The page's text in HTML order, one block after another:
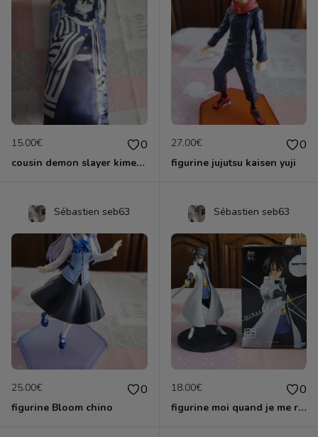
15.00€ 0
cousin demon slayer kimestsu neuf
27.00€ 0
figurine jujutsu kaisen yuji
Sébastien seb63
25.00€ 0
figurine Bloom chino
Sébastien seb63
18.00€ 0
figurine moi quand je me reincarne en slime